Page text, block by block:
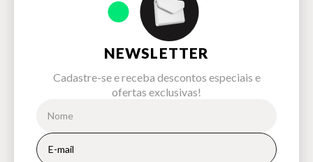
NEWSLETTER
Cadastre-se e receba descontos especiais e
ofertas exclusivas!